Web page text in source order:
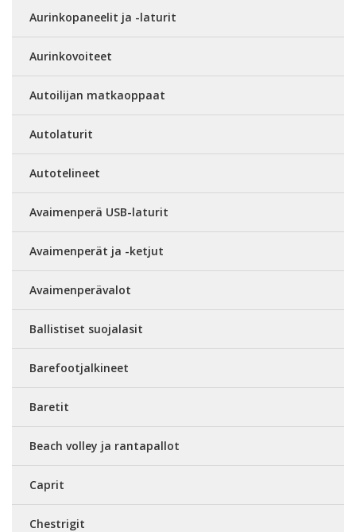
Aurinkopaneelit ja -laturit
Aurinkovoiteet
Autoilijan matkaoppaat
Autolaturit
Autotelineet
Avaimenperä USB-laturit
Avaimenperät ja -ketjut
Avaimenperävalot
Ballistiset suojalasit
Barefootjalkineet
Baretit
Beach volley ja rantapallot
Caprit
Chestrigit